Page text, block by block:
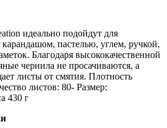
идеально подойдут для
карандашом, пастелью, углем, ручкой,
Благодаря высококачественной
чернила не просачиваются, а
листы от смятия. Плотность
листов: 80- Размер:
430 г